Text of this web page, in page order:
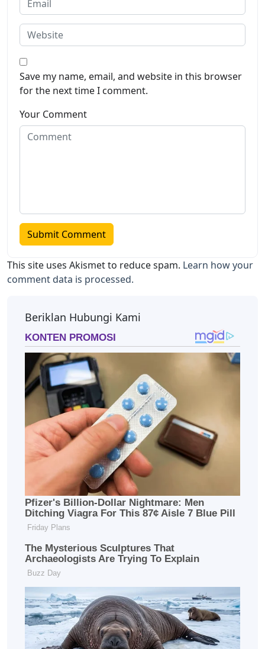
Save my name, email, and website in this browser
for the next time I comment.
Your Comment
This site uses Akismet to reduce spam. Learn how your
comment data is processed.
Beriklan Hubungi Kami